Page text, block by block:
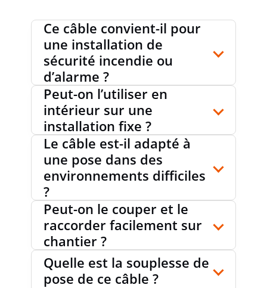
RAYON DE COURBURE MIN. (X *
DIAMÈTRE)
LONGUEUR ROULEAU/BOBINE
RÉSISTANT À L'HUILE SELON EN 60811-
RÉSISTANT AU FROID SELON EN 60811-
504+505+506
Ce câble convient-il pour
une installation de
sécurité incendie ou
d’alarme ?
Peut-on l’utiliser en
intérieur sur une
installation fixe ?
Le câble est-il adapté à
une pose dans des
environnements difficiles
?
Peut-on le couper et le
raccorder facilement sur
chantier ?
Quelle est la souplesse de
pose de ce câble ?